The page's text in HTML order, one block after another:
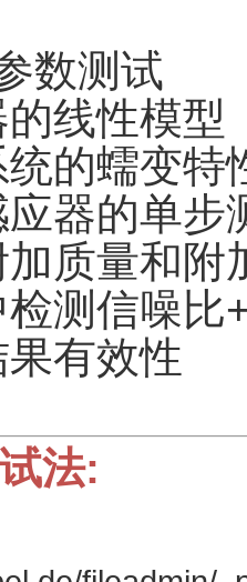
数测试
线性模型
的蠕变特
器的单步
质量和附
测信噪比
有效性
法: